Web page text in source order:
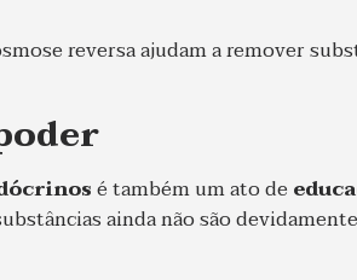
reversa ajudam a remover
é também um ato de
ainda não são